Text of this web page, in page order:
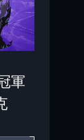
軍